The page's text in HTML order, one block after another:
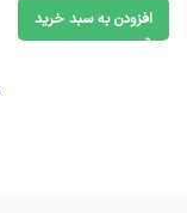
افزودن به سبد خرید